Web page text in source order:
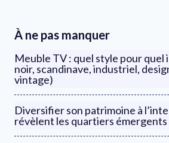
À ne pas manquer
Meuble TV : quel style pour quel
noir, scandinave, industriel,
vintage)
Diversifier son patrimoine à
révèlent les quartiers émergents